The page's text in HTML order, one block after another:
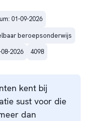
01-09-2026
beroepsonderwijs
2026 4098
kent bij
sust voor die
dan